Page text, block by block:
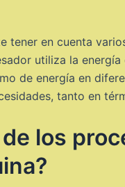
tener en cuenta
utiliza la
de energía en
tanto en
los